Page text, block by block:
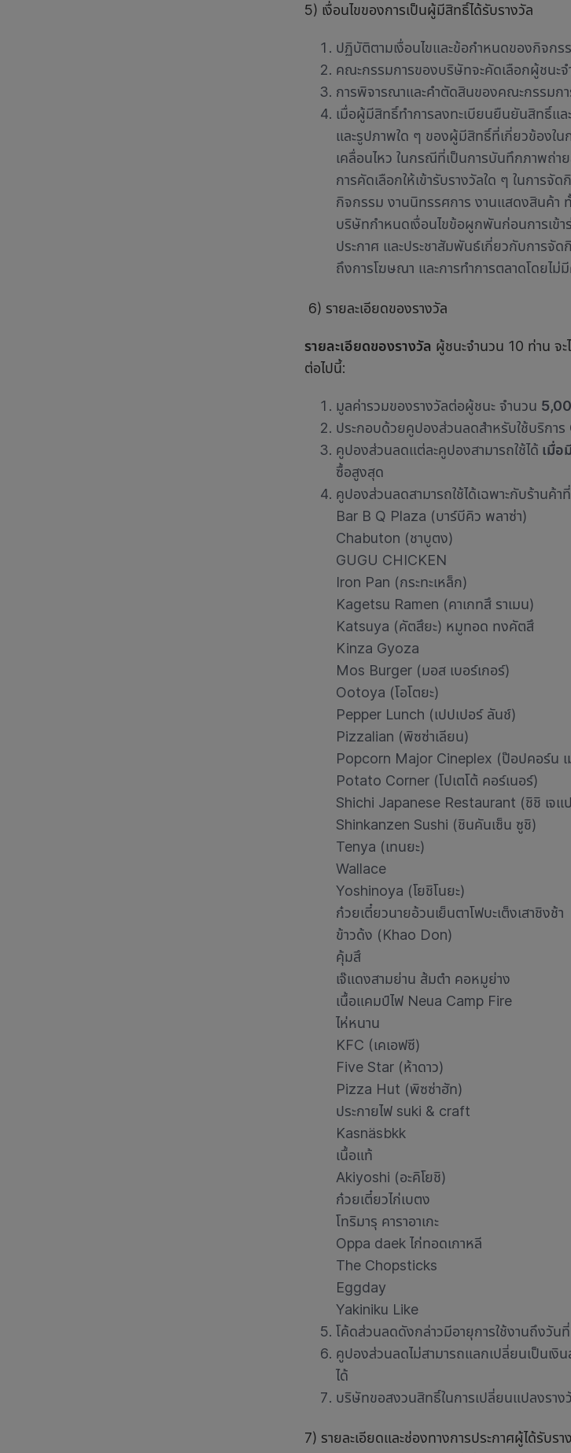
5) เงื่อนไขของการเป็นผู้มีสิทธิ์ได้รับรางวัล
ปฏิบัติตามเงื่อนไขและข้อกำหนดของกิจก
คณะกรรมการของบริษัทจะคัดเลือกผู้ชนะ
การพิจารณาและคำตัดสินของคณะกรรมก
เมื่อผู้มีสิทธิ์ทำการลงทะเบียนยืนยันสิทธิ์แ
และรูปภาพใด ๆ ของผู้มีสิทธิ์ที่เกี่ยวข้องใ
เคลื่อนไหว ในกรณีที่เป็นการบันทึกภาพถ่า
การคัดเลือกให้เข้ารับรางวัลใด ๆ ในการ
กิจกรรม งานนิทรรศการ งานแสดงสินค้า
บริษัทกำหนดเงื่อนไขข้อผูกพันก่อนการเข้
ประกาศ และประชาสัมพันธ์เกี่ยวกับการ
ถึงการโฆษณา และการทำการตลาดโดยไม่
6) รายละเอียดของรางวัล
รายละเอียดของรางวัล ผู้ชนะจำนวน 10 ท่าน จ
ต่อไปนี้:
มูลค่ารวมของรางวัลต่อผู้ชนะ จำนวน
ประกอบด้วยคูปองส่วนลดสำหรับใช้บริกา
คูปองส่วนลดแต่ละคูปองสามารถใช้ได้ เมื่อ
ซื้อสูงสุด
คูปองส่วนลดสามารถใช้ได้เฉพาะกับร้านค้
Bar B Q Plaza (บาร์บีคิว พลาซ่า)
Chabuton (ชาบูตง)
GUGU CHICKEN
Iron Pan (กระทะเหล็ก)
Kagetsu Ramen (คาเกทสึ ราเมน)
Katsuya (คัตสึยะ) หมูทอด ทงคัตสึ
Kinza Gyoza
Mos Burger (มอส เบอร์เกอร์)
Ootoya (โอโตยะ)
Pepper Lunch (เปปเปอร์ ลันช์)
Pizzalian (พิซซ่าเลียน)
Popcorn Major Cineplex (ป๊อปคอร์น เ
Potato Corner (โปเตโต้ คอร์เนอร์)
Shichi Japanese Restaurant (ชิชิ เจแ
Shinkanzen Sushi (ชินคันเซ็น ซูชิ)
Tenya (เทนยะ)
Wallace
Yoshinoya (โยชิโนยะ)
ก๋วยเตี๋ยวนายอ้วนเย็นตาโฟบะเต็งเสาชิงช้า
ข้าวด้ง (Khao Don)
คุ้มสึ
เจ๊แดงสามย่าน ส้มตำ คอหมูย่าง
เนื้อแคมป์ไฟ Neua Camp Fire
ไห่หนาน
KFC (เคเอฟซี)
Five Star (ห้าดาว)
Pizza Hut (พิซซ่าฮัท)
ประกายไฟ suki & craft
Kasnäsbkk
เนื้อแท้
Akiyoshi (อะคิโยชิ)
ก๋วยเตี๋ยวไก่เบตง
โทริมารุ คาราอาเกะ
Oppa daek ไก่ทอดเกาหลี
The Chopsticks
Eggday
Yakiniku Like
โค้ดส่วนลดดังกล่าวมีอายุการใช้งานถึงวันที่
คูปองส่วนลดไม่สามารถแลกเปลี่ยนเป็นเงิ
ได้
บริษัทขอสงวนสิทธิ์ในการเปลี่ยนแปลงราง
7) รายละเอียดและช่องทางการประกาศผู้ได้รับรา